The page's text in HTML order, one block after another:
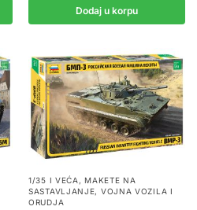
Dodaj u korpu
1/35 I VEĆA , MAKETE NA
SASTAVLJANJE, VOJNA VOZILA I
ORUDJA